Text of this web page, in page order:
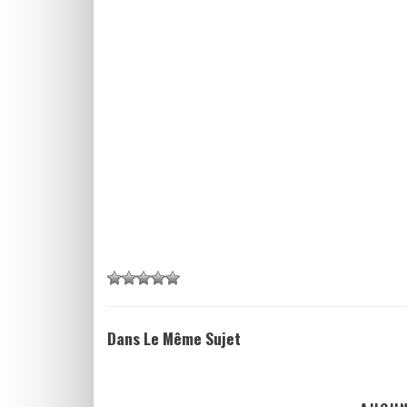
Dans Le Même Sujet